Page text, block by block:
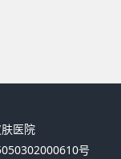
医院
号